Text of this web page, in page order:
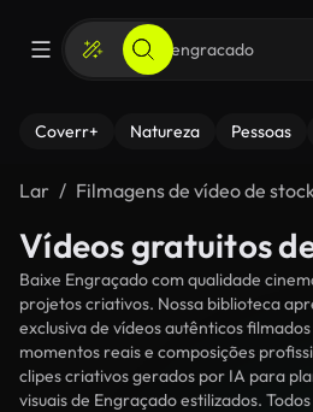
Coverr+ Natureza Pessoas
Lar Filmagens de vídeo de
Vídeos gratuitos
Baixe Engraçado com qualidade
projetos criativos. Nossa biblioteca
exclusiva de vídeos autênticos
momentos reais e composições
clipes criativos gerados por IA para
visuais de Engraçado estilizados.